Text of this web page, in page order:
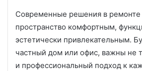
Современные решения в
пространство комфортным,
эстетически привлекательным.
частный дом или офис, важны не
и профессиональный подход к